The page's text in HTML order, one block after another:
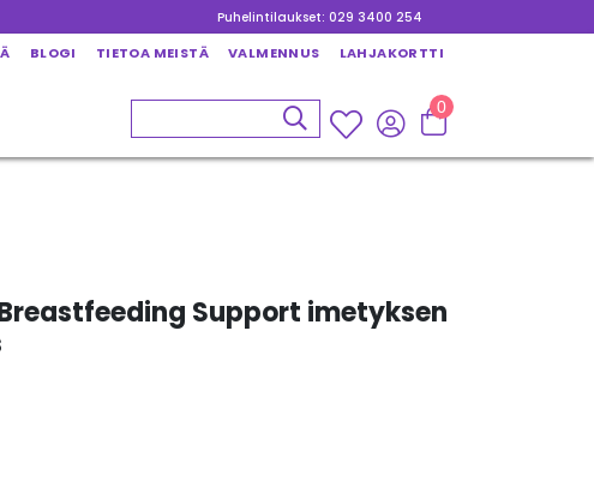
Puhelintilaukset: 029 3400 254
BLOGI TIETOA MEISTÄ VALMENNUS LAHJAKORTTI
0
Support imetyksen